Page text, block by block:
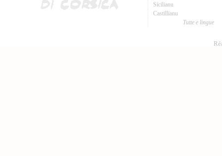
Sicilianu
Castillianu
Tutte e lingue